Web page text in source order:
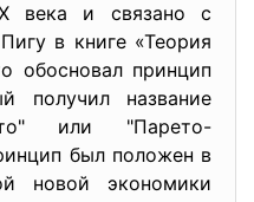
века и связано с
в книге «Теория
обосновал принцип
получил название
или "Парето-
был положен в
новой экономики